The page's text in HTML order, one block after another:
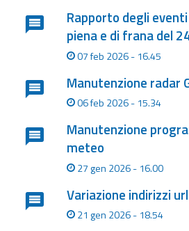
Guida per gli
sviluppatori
Il progetto
Allerta
Meteo
Romagna
Contatti
Rapporto degli
piena e di frana del
07 feb 2026 - 16.45
Manutenzione radar
06 feb 2026 - 15.34
Manutenzione
meteo
27 gen 2026 - 16.00
Variazione indirizzi
21 gen 2026 - 18.54